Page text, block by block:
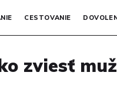
CESTOVANIE
zviesť